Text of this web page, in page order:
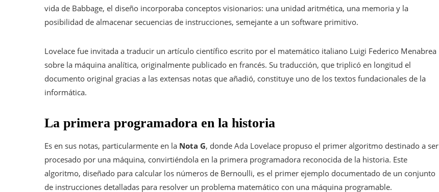
vida de Babbage, el diseño incorporaba conceptos visionarios: una unidad aritmética, una memoria y la
posibilidad de almacenar secuencias de instrucciones, semejante a un software primitivo.
Lovelace fue invitada a traducir un artículo científico escrito por el matemático italiano Luigi Federico Menabrea
sobre la máquina analítica, originalmente publicado en francés. Su traducción, que triplicó en longitud el
documento original gracias a las extensas notas que añadió, constituye uno de los textos fundacionales de la
informática.
La primera programadora en la historia
Es en sus notas, particularmente en la Nota G, donde Ada Lovelace propuso el primer algoritmo destinado a ser
procesado por una máquina, convirtiéndola en la primera programadora reconocida de la historia. Este
algoritmo, diseñado para calcular los números de Bernoulli, es el primer ejemplo documentado de un conjunto
de instrucciones detalladas para resolver un problema matemático con una máquina programable.